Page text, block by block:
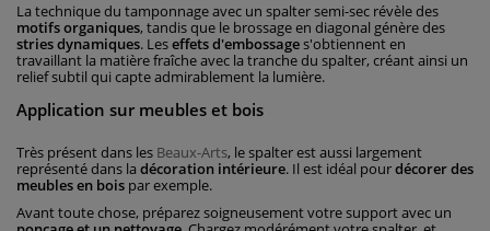
La technique du tamponnage avec un spalter semi-sec révèle des
motifs organiques, tandis que le brossage en diagonal génère des
stries dynamiques. Leseffets d'embossages'obtiennent en
travaillant la matière fraîche avec la tranche du spalter, créant ainsi un
relief subtil qui capte admirablement la lumière.
Application sur meubles et bois
Très présent dans les Beaux-Arts, le spalter est aussi largement
représenté dans la décoration intérieure. Il est idéal pourdécorer des
meubles en bois par exemple.
Avant toute chose, préparez soigneusement votre support avec un